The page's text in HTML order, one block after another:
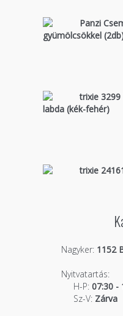
Panzi
gyümölcsökkel
trixie 3299
labda (kék-fehér)
trixie
Nagyker:1152
Nyitvatartás:
H-P:07:30 -
Sz-V:Zárva